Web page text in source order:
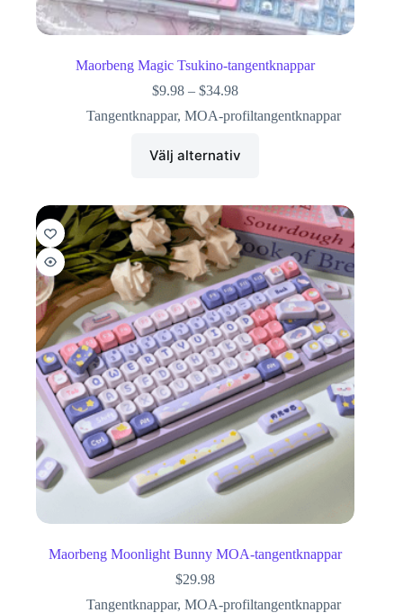
Maorbeng Magic Tsukino-tangentknappar
$9.98 – $34.98
Tangentknappar, MOA-profiltangentknappar
Välj alternativ
Maorbeng Moonlight Bunny MOA-tangentknappar
$29.98
Tangentknappar, MOA-profiltangentknappar